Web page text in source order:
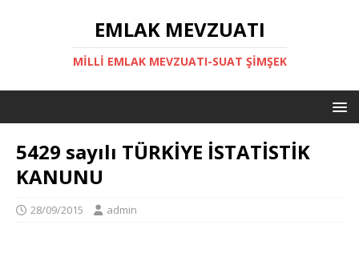
EMLAK MEVZUATI
MILLI EMLAK MEVZUATI-SUAT ŞİMŞEK
5429 sayılı TÜRKİYE İSTATİSTİK
KANUNU
28/09/2015 admin